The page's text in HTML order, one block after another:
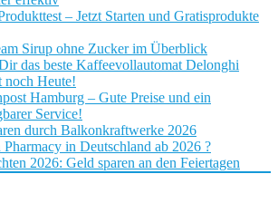
– Jetzt Starten und Gratisprodukte
Sirup ohne Zucker im Überblick
das beste Kaffeevollautomat Delonghi
noch Heute!
Hamburg – Gute Preise und ein
Service!
durch Balkonkraftwerke 2026
Pharmacy in Deutschland ab 2026 ?
2026: Geld sparen an den Feiertagen